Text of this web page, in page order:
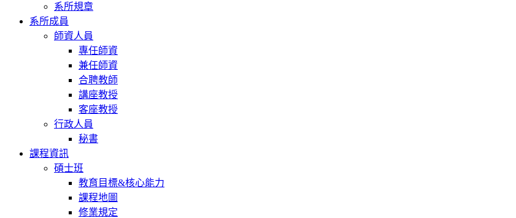
系所規章
系所成員
師資人員
專任師資
兼任師資
合聘教師
講座教授
客座教授
行政人員
秘書
課程資訊
碩士班
教育目標&核心能力
課程地圖
修業規定